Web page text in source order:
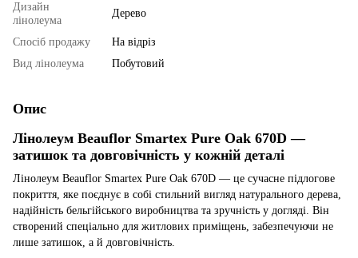
Дизайн
лінолеума
Дерево
Спосіб продажу
На відріз
Вид лінолеума
Побутовий
Опис
Лінолеум Beauflor Smartex Pure Oak 670D —
затишок та довговічність у кожній деталі
Лінолеум Beauflor Smartex Pure Oak 670D — це сучасне підлогове
покриття, яке поєднує в собі стильний вигляд натурального дерева,
надійність бельгійського виробництва та зручність у догляді. Він
створений спеціально для житлових приміщень, забезпечуючи не
лише затишок, а й довговічність.